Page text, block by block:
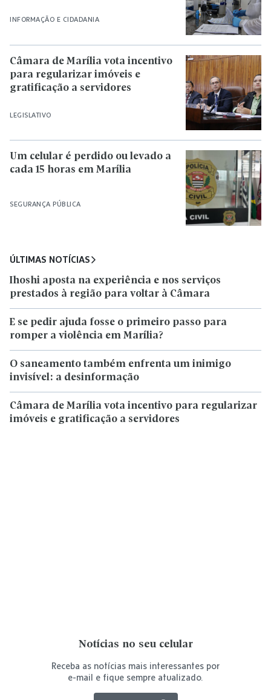
INFORMAÇÃO E CIDADANIA
LEGISLATIVO
Câmara de Marília vota incentivo
para regularizar imóveis e
gratificação a servidores
SEGURANÇA PÚBLICA
Um celular é perdido ou levado a
cada 15 horas em Marília
ÚLTIMAS NOTÍCIAS
Ihoshi aposta na experiência e nos serviços
prestados à região para voltar à Câmara
E se pedir ajuda fosse o primeiro passo para
romper a violência em Marília?
O saneamento também enfrenta um inimigo
invisível: a desinformação
Câmara de Marília vota incentivo para regularizar
imóveis e gratificação a servidores
Notícias no seu celular
Receba as notícias mais interessantes por
e-mail e fique sempre atualizado.